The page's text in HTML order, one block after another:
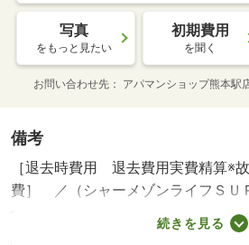
写真
をもっと見たい
初期費用
を聞く
お問い合わせ先 アパマンショップ熊本
備考
［退去時費用 退去費用実費精算※
費］ ／（シャーメゾンライフＳＵ
１３２０円）に加入して頂きます。
定費用１６５００円／（諸費用及び
続きを見る